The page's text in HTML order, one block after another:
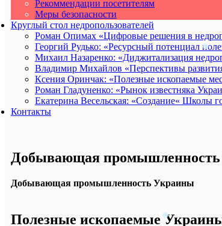
Рекоммендации посетителям
Меры безопасности
Круглый стол недропользователей
Роман Опимах «Цифровые решения в
Георгий Рудько: «Ресурсный потенциал
Михаил Назаренко: «Диджитализация
Владимир Михайлов «Перспективы
Ксения Оринчак: «Полезные ископаемые
Роман Гладуненко: «Рынок известняка
Екатерина Весельская: «Создание« Школы
Контакты
Добывающая
Добывающая промышленность Украины
Полезные ископаемые